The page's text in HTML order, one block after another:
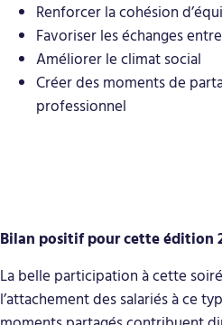
Renforcer la cohésion
Favoriser les échanges
Améliorer le climat social
Créer des moments de
professionnel
Bilan positif pour cette édition
La belle participation à cette
l’attachement des salariés à ce